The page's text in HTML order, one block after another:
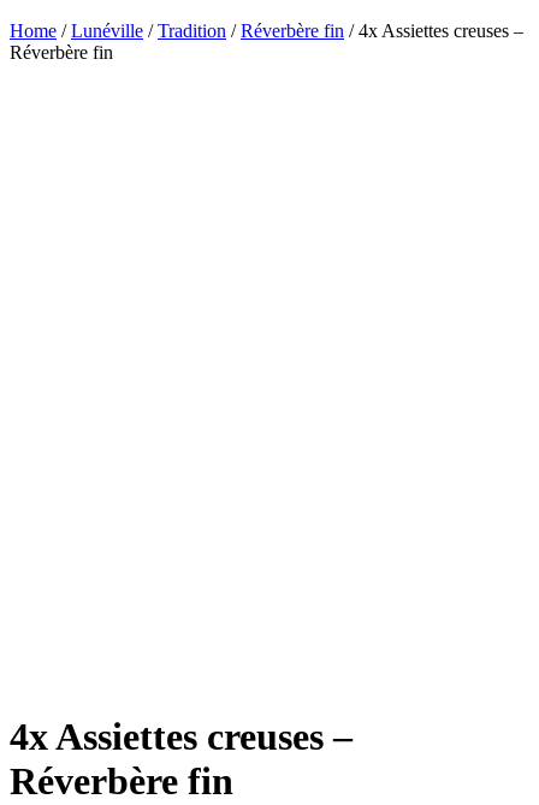
Home /Lunéville /Tradition /Réverbère fin / 4x Assiettes creuses –
Réverbère fin
4x Assiettes creuses –
Réverbère fin